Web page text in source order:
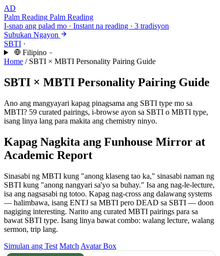
AD
Palm Reading Palm Reading
I-snap ang palad mo · Instant na reading · 3 tradisyon
Subukan Ngayon
SBTI ·
Filipino
Home / SBTI × MBTI Personality Pairing Guide
SBTI × MBTI Personality Pairing Guide
Ano ang mangyayari kapag pinagsama ang SBTI type mo sa
MBTI? 59 curated pairings, i-browse ayon sa SBTI o MBTI type,
isang linya lang para makita ang chemistry ninyo.
Kapag Nagkita ang Funhouse Mirror at
Academic Report
Sinasabi ng MBTI kung "anong klaseng tao ka," sinasabi naman ng
SBTI kung "anong nangyari sa'yo sa buhay." Isa ang nag-le-lecture,
isa ang nagsasabi ng totoo. Kapag nag-cross ang dalawang systems
— halimbawa, isang ENTJ sa MBTI pero DEAD sa SBTI — doon
nagiging interesting. Narito ang curated MBTI pairings para sa
bawat SBTI type. Isang linya bawat combo: walang lecture, walang
sermon, trip lang.
Simulan ang Test Match Avatar Box